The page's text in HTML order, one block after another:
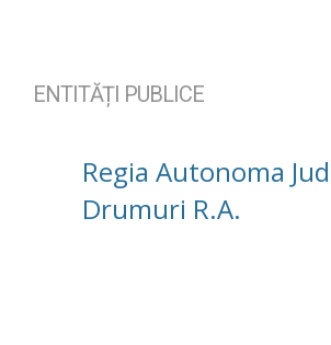
ENTITĂȚI PUBLICE
Regia Autonoma
Drumuri R.A.